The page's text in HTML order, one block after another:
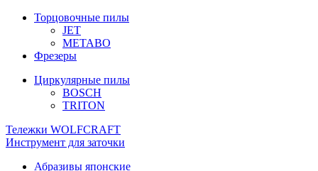
Торцовочные пилы
JET
METABO
Фрезеры
Циркулярные пилы
BOSCH
TRITON
Тележки WOLFCRAFT
Инструмент для заточки
Абразивы японские